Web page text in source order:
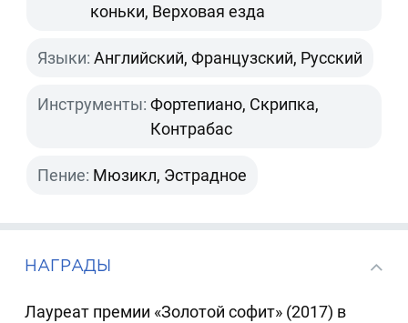
коньки, Верховая езда
Языки: Английский, Французский, Русский
Инструменты: Фортепиано, Скрипка,
Контрабас
Пение: Мюзикл, Эстрадное
НАГРАДЫ
Лауреат премии «Золотой софит» (2017) в